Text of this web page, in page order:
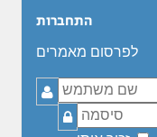
התחברות
לפרסום מאמרים
שם
משתמש
סיסמה